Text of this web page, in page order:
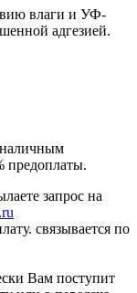
влаги и УФ-
адгезией.
предоплаты.
запрос на
связывается по
Вам поступит